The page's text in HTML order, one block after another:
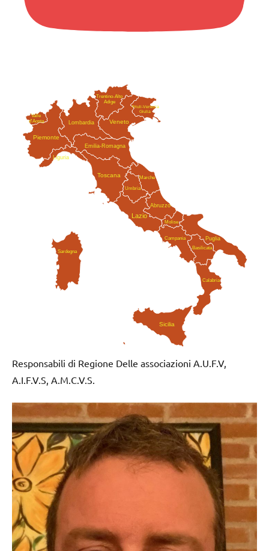
Abruzzo
Valle
d'Aosta
Puglia
Basilicata
Calabria
Campania
Emilia-Romagna
Friuli-Venezia
Giulia
Lazio
Liguria
Lombardia
Marche
Molise
Piemonte
Sardegna
Sicilia
Trentino-Alto
Adige
Toscana
Umbria
Veneto
Responsabili di Regione Delle associazioni A.U.F.V,
A.I.F.V.S, A.M.C.V.S.